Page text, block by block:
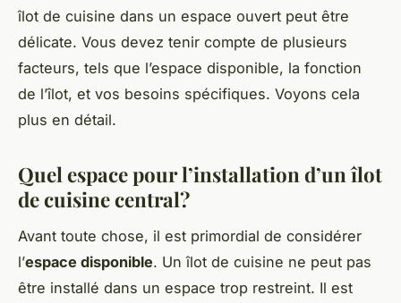
îlot de cuisine dans un espace ouvert peut être
délicate. Vous devez tenir compte de plusieurs
facteurs, tels que l’espace disponible, la fonction
de l’îlot, et vos besoins spécifiques. Voyons cela
plus en détail.
Quel espace pour l’installation d’un îlot
de cuisine central?
Avant toute chose, il est primordial de considérer
l’espace disponible. Un îlot de cuisine ne peut pas
être installé dans un espace trop restreint. Il est